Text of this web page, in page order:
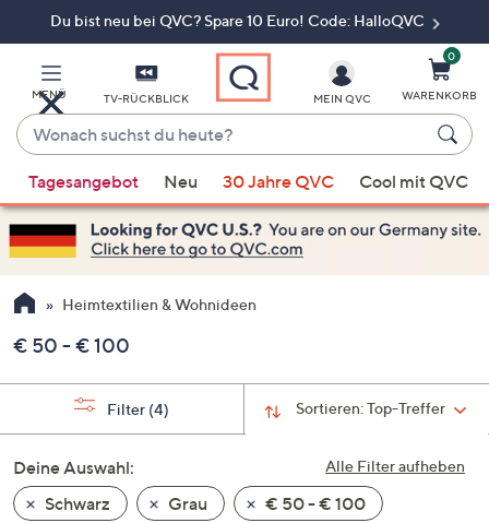
Du bist neu bei QVC? Spare 10 Euro! Code: HalloQVC
MENÜ TV-RÜCKBLICK
Wonach
suchst
du
heute?
Vorschläge
verfügbar
sind,
verwenden
Sie
Pfeiltasten
nach
und
nach
unten
oder
MEIN QVC
0
WARENKORB
Tagesangebot Neu 30 Jahre QVC Cool mit QVC
Heimtextilien & Wohnideen
€ 50 - € 100
Sortieren:Top-Treffer
Filter (4)
Alle Filter aufheben
Deine Auswahl:
Schwarz
Grau
€ 50 - € 100